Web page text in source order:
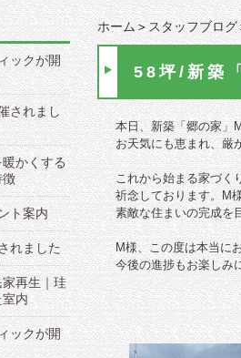
ホーム＞スタッフブログ
58坪/新築
本日、新築「郷の家」
お天気にも恵まれ、厳
これから始まる家づく
祈念しております。M
素敵な住まいの完成を
M様、この度は本当に
今後の進捗もお楽しみ
ックが開
されまし
かくする
徴
ト案内
れました
再生｜珪
室内
ックが開